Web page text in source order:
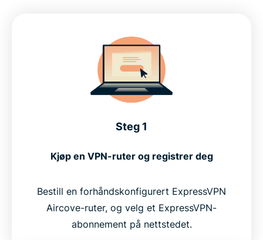
Steg 1
Kjøp en VPN-ruter og registrer deg
Bestill en forhåndskonfigurert ExpressVPN
Aircove-ruter, og velg et ExpressVPN-
abonnement på nettstedet.